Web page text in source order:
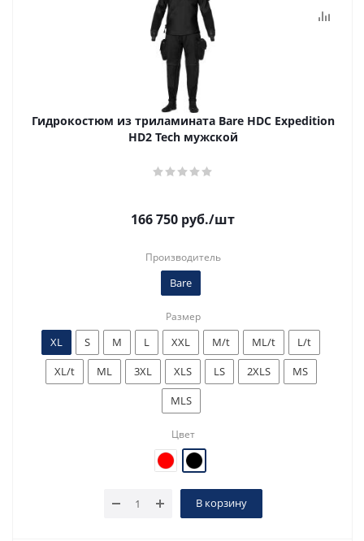
Гидрокостюм из триламината Bare HDC Expedition
HD2 Tech мужской
166 750 руб./шт
Производитель
Bare
Размер
XL S M L XXL M/t ML/t
L/t
XL/t
ML 3XL XLS LS 2XLS
MS
MLS
Цвет
В корзину